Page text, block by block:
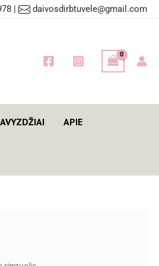
| daivosdirbtuvele@gmail.com
APIE